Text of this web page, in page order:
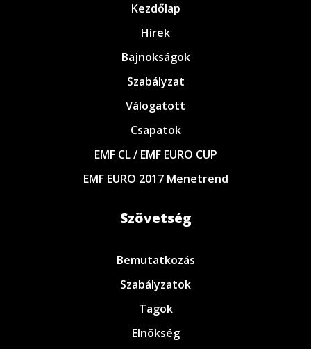
Kezdőlap
Hírek
Bajnokságok
Szabályzat
Válogatott
Csapatok
EMF CL / EMF EURO CUP
EMF EURO 2017 Menetrend
Szövetség
Bemutatkozás
Szabályzatok
Tagok
Elnökség